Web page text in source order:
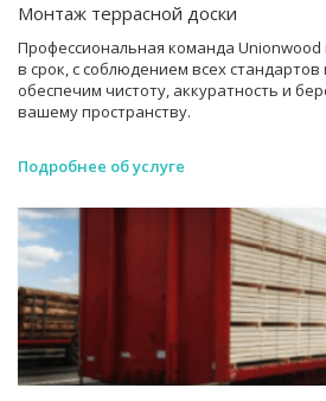
Монтаж террасной доски
Профессиональная команда
в срок, с соблюдением всех
обеспечим чистоту, аккуратность и
вашему пространству.
Подробнее об услуге